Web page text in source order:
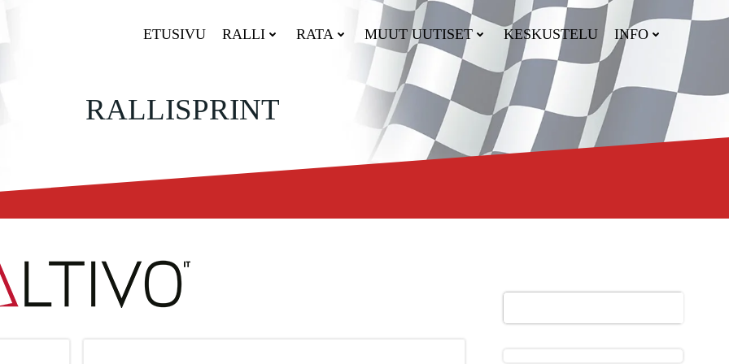
ETUSIVU RALLI RATA MUUT UUTISET KESKUSTELU INFO
RALLISPRINT